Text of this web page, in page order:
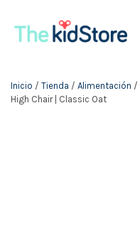
Inicio / Tienda / Alimentación /
High Chair | Classic Oat